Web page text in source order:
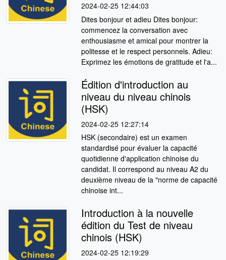
2024-02-25 12:44:03
Dites bonjour et adieu Dites bonjour:
commencez la conversation avec
enthousiasme et amical pour montrer la
politesse et le respect personnels. Adieu:
Exprimez les émotions de gratitude et l'a...
Édition d'introduction au
niveau du niveau chinois
(HSK)
2024-02-25 12:27:14
HSK (secondaire) est un examen
standardisé pour évaluer la capacité
quotidienne d'application chinoise du
candidat. Il correspond au niveau A2 du
deuxième niveau de la "norme de capacité
chinoise int...
Introduction à la nouvelle
édition du Test de niveau
chinois (HSK)
2024-02-25 12:19:29